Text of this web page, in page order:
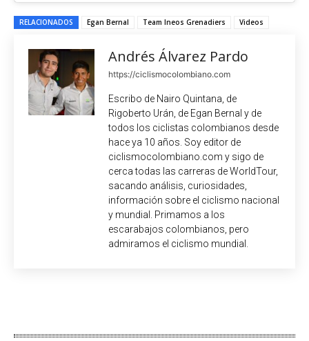
RELACIONADOS Egan Bernal Team Ineos Grenadiers Videos
Andrés Álvarez Pardo
https://ciclismocolombiano.com
Escribo de Nairo Quintana, de
Rigoberto Urán, de Egan Bernal y de
todos los ciclistas colombianos desde
hace ya 10 años. Soy editor de
ciclismocolombiano.com y sigo de
cerca todas las carreras de WorldTour,
sacando análisis, curiosidades,
información sobre el ciclismo nacional
y mundial. Primamos a los
escarabajos colombianos, pero
admiramos el ciclismo mundial.